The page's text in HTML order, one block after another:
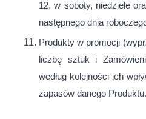
12, w soboty, niedziele
następnego dnia
Produkty w promocji
liczbę sztuk i
według kolejności ich
zapasów danego Produktu.